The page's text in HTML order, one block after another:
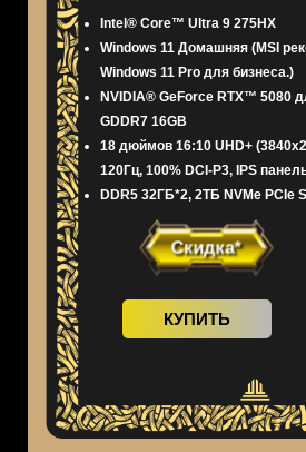
Intel® Core™ Ultra 9 275HX
Windows 11 Домашняя (MSI
Windows 11 Pro для бизнеса.)
NVIDIA® GeForce RTX™ 5080
GDDR7 16GB
18 дюймов 16:10 UHD+
120Гц, 100% DCI-P3, IPS
DDR5 32ГБ*2, 2ТБ NVMe PCIe
Скидка*
КУПИТЬ